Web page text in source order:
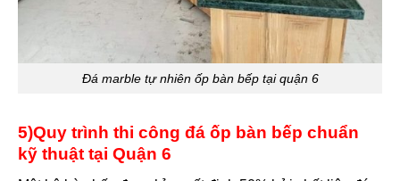
Đá marble tự nhiên ốp bàn bếp tại quận 6
5)Quy trình thi công đá ốp bàn bếp chuẩn
kỹ thuật tại Quận 6